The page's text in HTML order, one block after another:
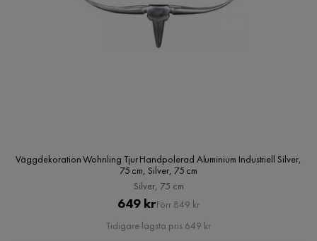
Väggdekoration Wohnling Tjur Handpolerad Aluminium Industriell Silver,
75 cm, Silver, 75 cm
Silver, 75 cm
Pris
649 krOriginal
Pris
Förr 849 kr
Tidigare lägsta pris 649 kr